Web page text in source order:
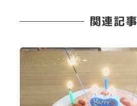
関連記事